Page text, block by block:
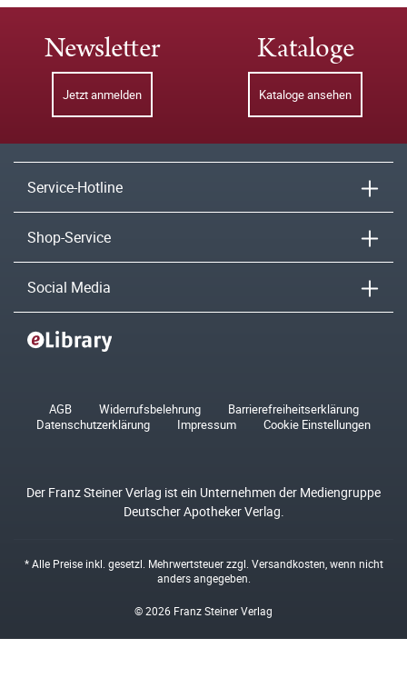
Newsletter
Jetzt anmelden
Kataloge
Kataloge ansehen
Service-Hotline
Shop-Service
Social Media
AGB Widerrufsbelehrung
Barrierefreiheitserklärung
Datenschutzerklärung
Impressum Cookie Einstellungen
Der Franz Steiner Verlag ist ein Unternehmen der Mediengruppe
Deutscher Apotheker Verlag.
* Alle Preise inkl. gesetzl. Mehrwertsteuer zzgl. Versandkosten , wenn nicht
anders angegeben.
© 2026 Franz Steiner Verlag